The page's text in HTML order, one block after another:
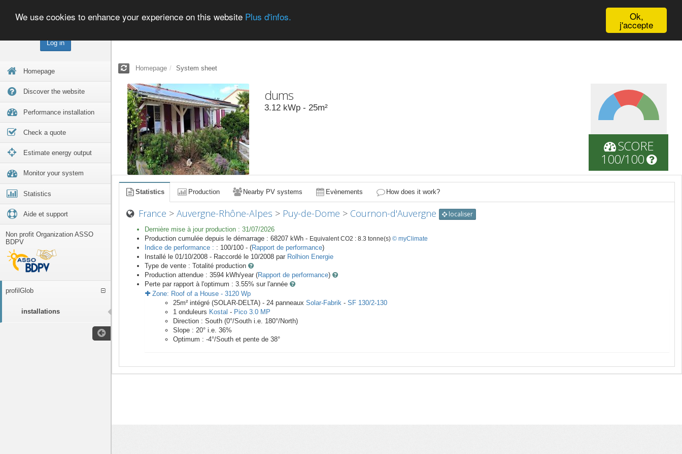
Log in
Homepage
Discover the website
Performance installation
Check a quote
Estimate energy output
Monitor your system
Statistics
Aide et support
Non profit Organization ASSO
BDPV
profilGlob
installations
Ok,
j'accepte
We use cookies to enhance your experience on this website Plus d'infos.
Homepage System sheet
dums
3.12 kWp - 25m²
SCORE
100/100
Statistics Production Nearby PV systems Evènements How does it work?
France >Auvergne-Rhône-Alpes > Puy-de-Dome > Cournon-d'Auvergne localiser
Dernière mise à jour production : 31/07/2026
Production cumulée depuis le démarrage : 68207 kWh - Equivalent CO2 : 8.3 tonne(s) © myClimate
Indice de performance : : 100/100 - (Rapport de performance)
Installé le 01/10/2008 - Raccordé le 10/2008 par Rolhion Energie
Type de vente : Totalité production
Production attendue : 3594 kWh/year (Rapport de performance)
Perte par rapport à l'optimum : 3.55% sur l'année
Zone: Roof of a House - 3120 Wp
25m² intégré (SOLAR-DELTA) - 24 panneaux Solar-Fabrik - SF 130/2-130
1 onduleurs Kostal - Pico 3.0 MP
Direction : South (0°/South i.e. 180°/North)
Slope : 20° i.e. 36%
Optimum : -4°/South et pente de 38°